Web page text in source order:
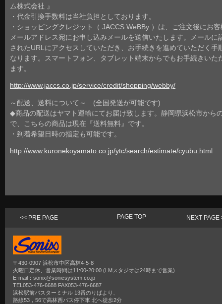
ム株式会社 』
・代金引換手数料は当社負担としております。
・ショッピングクレジット（ JACCS WeBBy ）は、ご注文後にお
メールアドレス宛にお申し込みメールを送信いたします。メールに
されたURLにアクセスしていただき、お手続きを進めていただく手
なります。スマートフォン、タブレット端末からでもお手続きいた
ます。
http://www.jaccs.co.jp/service/credit/shopping/webby/
～配送、送料について～ (全国発送が可能です)
◆商品の配送はヤマト運輸にてお届け致します。静岡県浜松市から
で、こちらの商品は現在『送料無料』です。
・到着希望日時の指定も可能です。
http://www.kuronekoyamato.co.jp/ytc/search/estimate/cyubu.html
<< PRE PAGE NEXT PAGE
PAGE TOP
〒430-0907 浜松市中区高林4-5-8
火曜日定休、営業時間は11:00-20:00 (LMスタジオは24時まで営業)
E-mail：sonix@sonicsystem.co.jp
TEL053-476-6688 FAX053-476-6687
浜松駅前バスターミナル 13番のりばより、
路線53，56で高林西バス停下車 北へ徒歩2分